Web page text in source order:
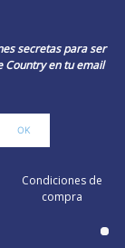
secretas para ser
Country en tu email
Condiciones de
compra